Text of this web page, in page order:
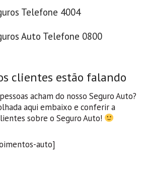
Telefone 4004
Auto Telefone 0800
clientes estão falando
acham do nosso Seguro Auto?
aqui embaixo e conferir a
sobre o Seguro Auto!
auto]